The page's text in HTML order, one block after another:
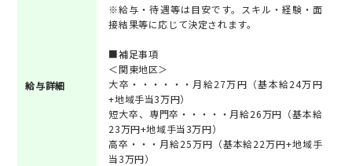
給与詳細
※給与・待遇等は目安です。スキル・経験・面
接結果等に応じて決定されます。
■補足事項
＜関東地区＞
大卒・・・・・・月給27万円（基本給24万円
+地域手当3万円）
短大卒、専門卒・・・・・月給26万円（基本給
23万円+地域手当3万円）
高卒・・・月給25万円（基本給22万円+地域手
当3万円）